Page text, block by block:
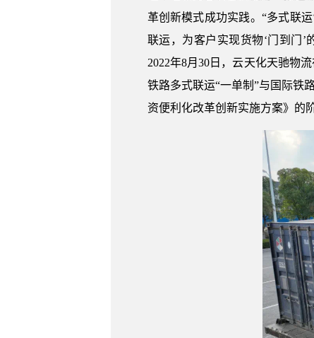
革创新模式成功实践。“多式联
联运，为客户实现货物‘门到门
2022年8月30日，云天化天驰物
铁路多式联运“一单制”与国际铁
资便利化改革创新实施方案》的